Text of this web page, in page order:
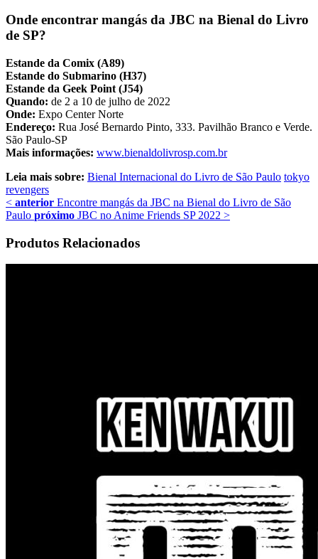
Onde encontrar mangás da JBC na Bienal do Livro
de SP?
Estande da Comix (A89)
Estande do Submarino (H37)
Estande da Geek Point (J54)
Quando: de 2 a 10 de julho de 2022
Onde: Expo Center Norte
Endereço: Rua José Bernardo Pinto, 333. Pavilhão Branco e Verde.
São Paulo-SP
Mais informações: www.bienaldolivrosp.com.br
Leia mais sobre: Bienal Internacional do Livro de São Paulo tokyo
revengers
< anterior Encontre mangás da JBC na Bienal do Livro de São
Paulo próximo JBC no Anime Friends SP 2022 >
Produtos Relacionados